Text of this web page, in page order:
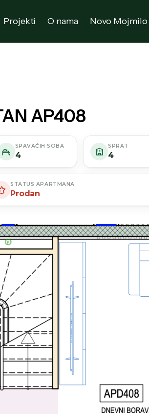
Projekti O nama Novo Mojmilo
AP408
SPAVAĆIH SOBA
4
SPRAT
4
STATUS APARTMANA
Prodan